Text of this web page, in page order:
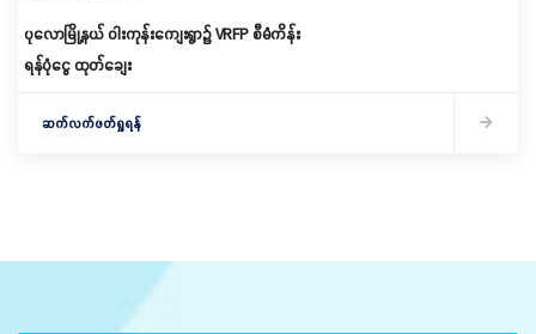
ပုလောမြို့နယ် ဝါးကုန်းကျေးရွာ၌ ‌VRFP စီမံကိန်း
ရန်ပုံငွေ ထုတ်ချေး
ဆက်လက်ဖတ်ရှုရန်